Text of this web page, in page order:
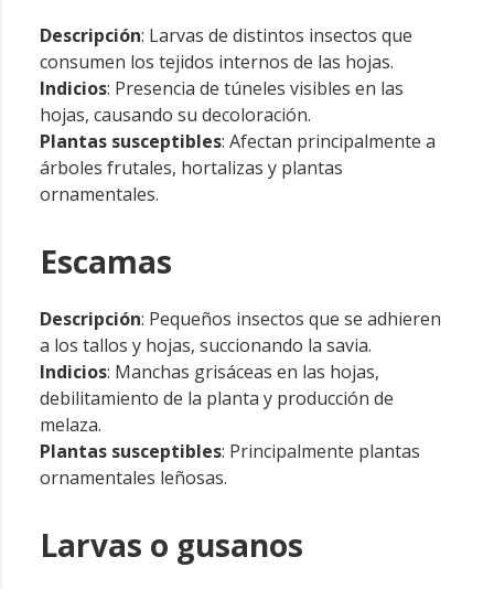
Descripción: Larvas de distintos insectos que
consumen los tejidos internos de las hojas.
Indicios: Presencia de túneles visibles en las
hojas, causando su decoloración.
Plantas susceptibles: Afectan principalmente a
árboles frutales, hortalizas y plantas
ornamentales.
Escamas
Descripción: Pequeños insectos que se adhieren
a los tallos y hojas, succionando la savia.
Indicios: Manchas grisáceas en las hojas,
debilitamiento de la planta y producción de
melaza.
Plantas susceptibles: Principalmente plantas
ornamentales leñosas.
Larvas o gusanos